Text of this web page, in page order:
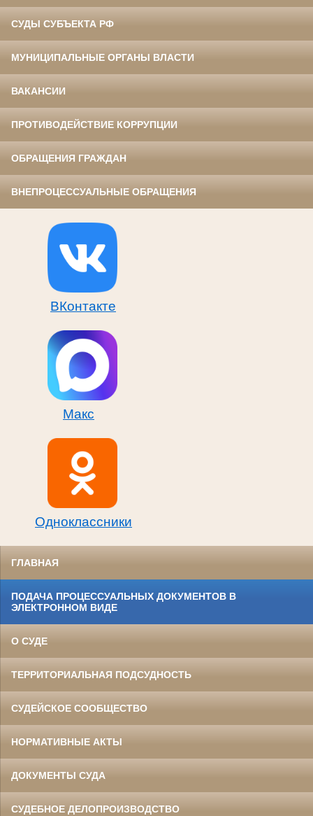
СУДЫ СУБЪЕКТА РФ
МУНИЦИПАЛЬНЫЕ ОРГАНЫ ВЛАСТИ
ВАКАНСИИ
ПРОТИВОДЕЙСТВИЕ КОРРУПЦИИ
ОБРАЩЕНИЯ ГРАЖДАН
ВНЕПРОЦЕССУАЛЬНЫЕ ОБРАЩЕНИЯ
ВКонтакте
Макс
Одноклассники
ГЛАВНАЯ
ПОДАЧА ПРОЦЕССУАЛЬНЫХ ДОКУМЕНТОВ В
ЭЛЕКТРОННОМ ВИДЕ
О СУДЕ
ТЕРРИТОРИАЛЬНАЯ ПОДСУДНОСТЬ
СУДЕЙСКОЕ СООБЩЕСТВО
НОРМАТИВНЫЕ АКТЫ
ДОКУМЕНТЫ СУДА
СУДЕБНОЕ ДЕЛОПРОИЗВОДСТВО